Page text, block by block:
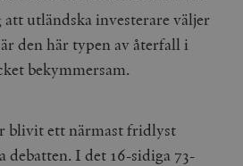
utländska investerare väljer
den här typen av återfall i
bekymmersam.
blivit ett närmast fridlyst
debatten. I det 16-sidiga 73-